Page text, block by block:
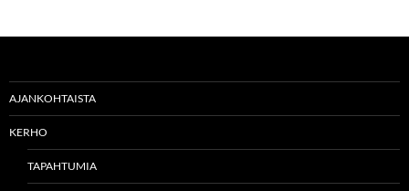
AJANKOHTAISTA
KERHO
TAPAHTUMIA